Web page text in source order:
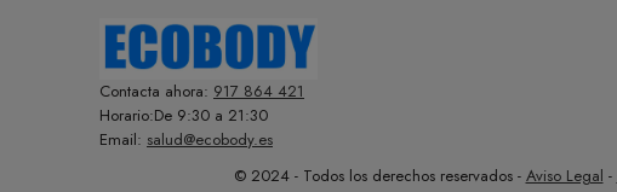
Contacta ahora: 917 864 421
Horario:De 9:30 a 21:30
Email: salud@ecobody.es
© 2024 - Todos los derechos reservados - Aviso Legal -